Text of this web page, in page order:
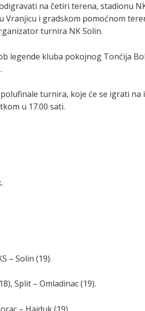
na četiri terena, stadionu
Vranjicu i gradskom pomoćnom
turnira NK Solin.
legende kluba pokojnog Tonćija
turnira, koje će se igrati na
u 17.00 sati.
– Solin (19).
Split – Omladinac (19).